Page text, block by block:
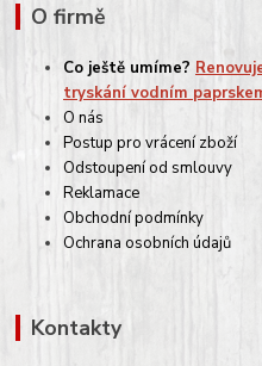
O firmě
Co ještě umíme?
tryskání vodním
O nás
Postup pro vrácení zboží
Odstoupení od smlouvy
Reklamace
Obchodní podmínky
Ochrana osobních údajů
Kontakty